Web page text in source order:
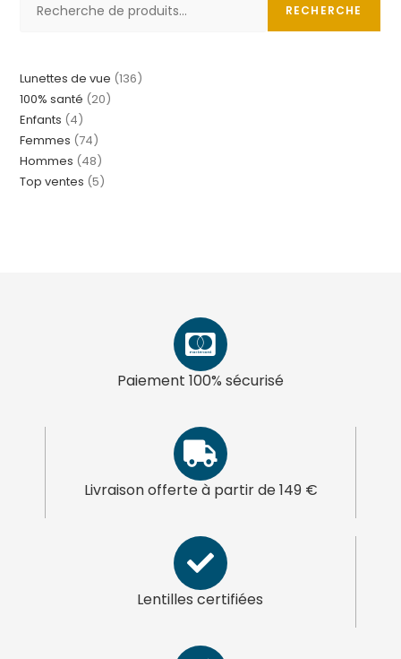
RECHERCHE
Lunettes de vue 136
100% santé 20
Enfants 4
Femmes 74
Hommes 48
Top ventes 5
Paiement 100% sécurisé
Livraison offerte à partir de 149 €
Lentilles certifiées